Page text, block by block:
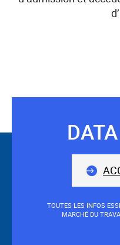
Suivez-
TOUTES LES INFOS
MARCHÉ DU